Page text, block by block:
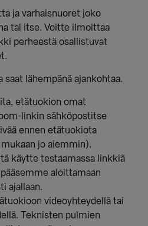
ja varhaisnuoret joko
tai itse. Voitte ilmoittaa
perheestä osallistuvat
saat lähempänä ajankohtaa.
etätuokion omat
linkin sähköpostitse
ennen etätuokiota
jo aiemmin).
käytte testaamassa linkkiä
aloittamaan
ajallaan.
videoyhteydellä tai
Teknisten pulmien